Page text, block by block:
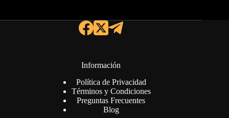
Información
Política de Privacidad
Términos y Condiciones
Preguntas Frecuentes
Blog